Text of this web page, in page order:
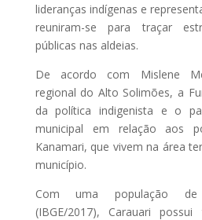
lideranças indígenas e
reuniram-se para traçar
públicas nas aldeias.
De acordo com Mislene
regional do Alto Solimões, a
da política indigenista e o
municipal em relação aos
Kanamari, que vivem na área
município.
Com uma população de
(IBGE/2017), Carauari